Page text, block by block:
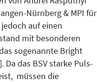
Nürnberg & MPI für
auf einen
mit besonderen
sogenannte Bright
Da das BSV starke Puls-
müssen die